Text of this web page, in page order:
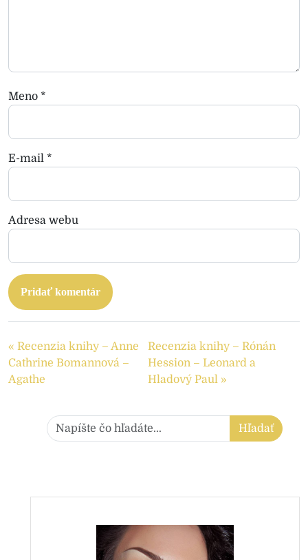
Meno *
E-mail *
Adresa webu
« Recenzia knihy – Anne
Cathrine Bomannová –
Agathe
Recenzia knihy – Rónán
Hession – Leonard a
Hladový Paul »
Hľadať: Hľadať